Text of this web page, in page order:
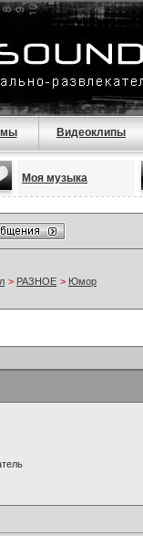
Видеоклипы
Моя музыка
> РАЗНОЕ > Юмор